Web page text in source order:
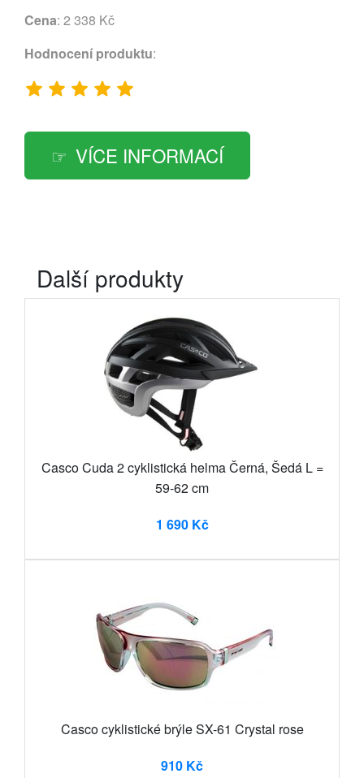
Cena: 2 338 Kč
Hodnocení produktu:
VÍCE INFORMACÍ
Další produkty
Casco Cuda 2 cyklistická helma Černá, Šedá L =
59-62 cm
1 690 Kč
Casco cyklistické brýle SX-61 Crystal rose
910 Kč